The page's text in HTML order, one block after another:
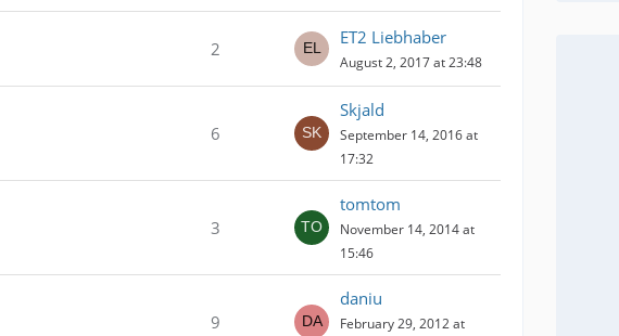
2
ET2 Liebhaber
August 2, 2017 at 23:48
6
Skjald
September 14, 2016 at
17:32
3
tomtom
November 14, 2014 at
15:46
9
daniu
February 29, 2012 at